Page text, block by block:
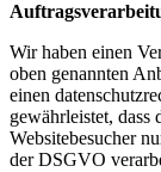
Wir haben einen
oben genannten
einen
gewährleistet, dass
Websitebesucher
der DSGVO